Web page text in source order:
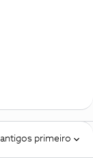
antigos primeiro